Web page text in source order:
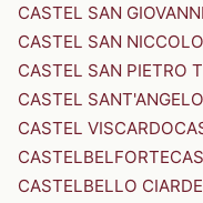
CASTEL SAN GIOVANNI
CASTEL SAN
CASTEL SAN PIETRO
CASTEL SANT'ANGELO
CASTEL VISCARDO
CASTELBELFORTE
CASTELBELLO